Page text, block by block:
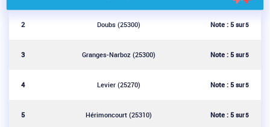
2 Doubs (25300) Note : 5 sur 5
3 Granges-Narboz (25300) Note : 5 sur 5
4 Levier (25270) Note : 5 sur 5
5 Hérimoncourt (25310) Note : 5 sur 5